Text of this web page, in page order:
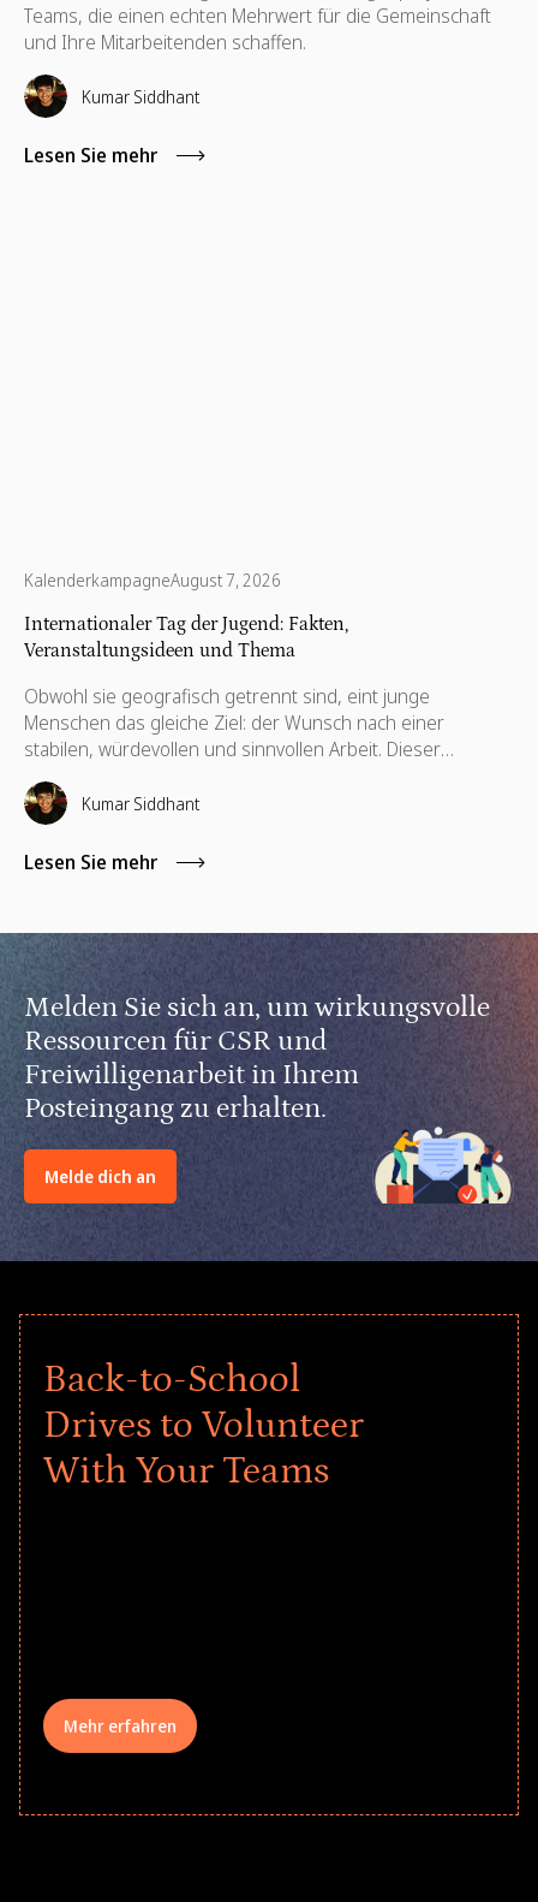
Teams, die einen echten Mehrwert für die Gemeinschaft
und Ihre Mitarbeitenden schaffen.
Kumar Siddhant
Lesen Sie mehr
KalenderkampagneAugust 7, 2026
Internationaler Tag der Jugend: Fakten,
Veranstaltungsideen und Thema
Obwohl sie geografisch getrennt sind, eint junge
Menschen das gleiche Ziel: der Wunsch nach einer
stabilen, würdevollen und sinnvollen Arbeit. Dieser
gemeinsame Antrieb steht am 12. August im Mittelpunkt
des unternehmerischen Dialogs. Der Internationale Tag
der Jugend (IYD) ist ein wichtiger jährlicher Meilenstein für
CSR- und Personalabteilungen, um zu bewerten, wie ihre
durch aktuelle globale Daten unterstrichen.
Kumar Siddhant
Lesen Sie mehr
Melden Sie sich an, um wirkungsvolle
Ressourcen für CSR und
Freiwilligenarbeit in Ihrem
Posteingang zu erhalten.
Melde dich an
Back-to-School
Drives to Volunteer
With Your Teams
Mehr erfahren